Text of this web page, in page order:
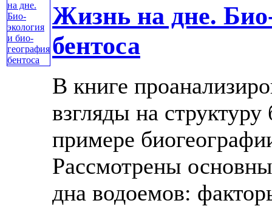
Жизнь на дне.
бентоса
В книге
взгляды на
примере
Рассмотрены
дна водоемов: